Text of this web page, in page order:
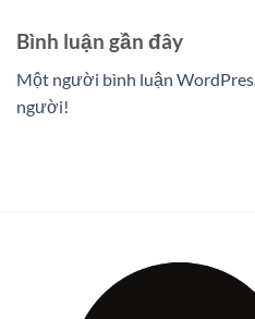
Bình luận gần đây
Một người bình luận
người!